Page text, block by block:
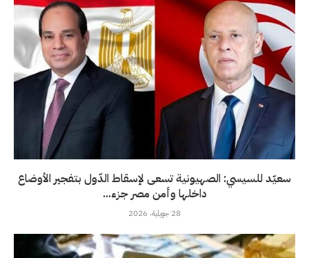
سعيّد للسيسي: الصهيونية تسعى لإسقاط الدّول بتفجير الأوضاع
داخلها وأمن مصر جزء...
28 جويلية، 2026